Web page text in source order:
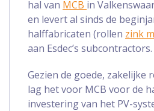
hal van MCB in
en levert al sinds de
halffabricaten (rollen zink
aan Esdec’s subcontractors.
Gezien de goede, zakelijke
lag het voor MCB voor de
investering van het PV-